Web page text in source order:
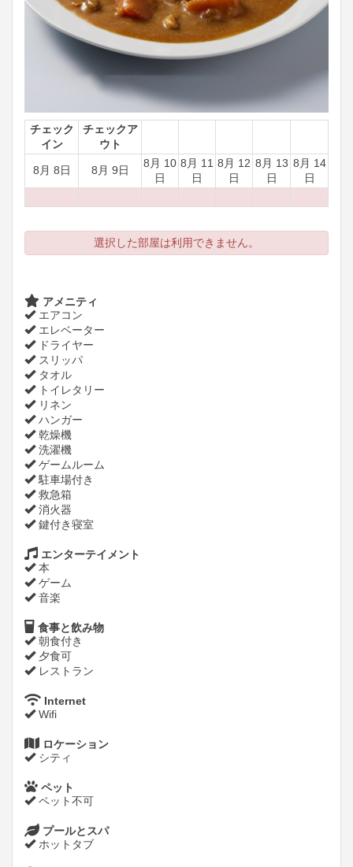
チェック
イン
チェックア
ウト
8月 8日 8月 9日
8月 10
日
8月 11
日
8月 12
日
8月 13
日
8月 14
日
選択した部屋は利用できません。
アメニティ
エアコン
エレベーター
ドライヤー
スリッパ
タオル
トイレタリー
リネン
ハンガー
乾燥機
洗濯機
ゲームルーム
駐車場付き
救急箱
消火器
鍵付き寝室
エンターテイメント
本
ゲーム
音楽
食事と飲み物
朝食付き
夕食可
レストラン
Internet
Wifi
ロケーション
シティ
ペット
ペット不可
プールとスパ
ホットタブ